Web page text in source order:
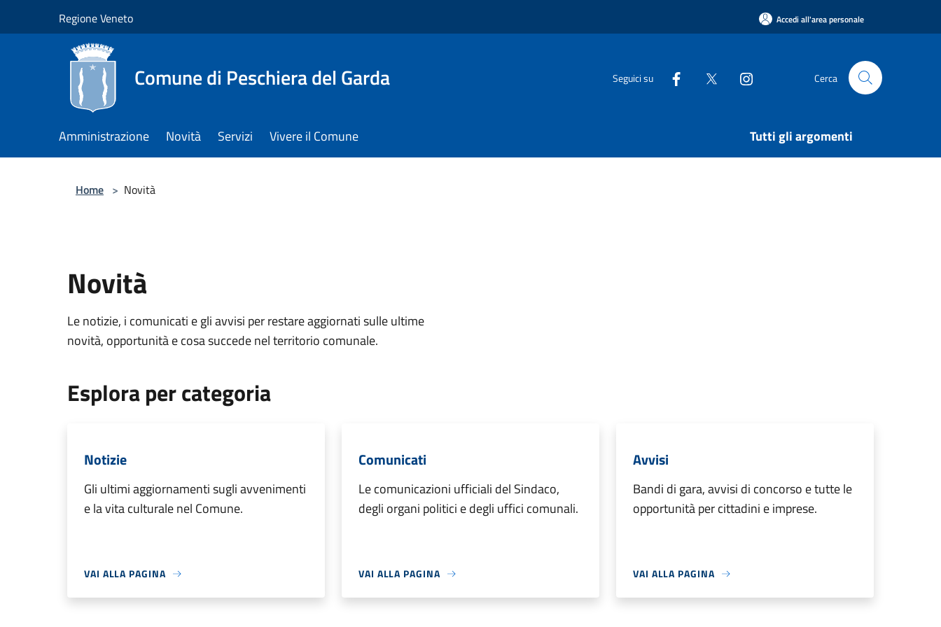
Regione Veneto Accedi all'area personale
Comune di Peschiera del Garda Seguici su Cerca
Amministrazione Novità Servizi Vivere il Comune Tutti gli argomenti
Home > Novità
Novità
Le notizie, i comunicati e gli avvisi per restare aggiornati sulle ultime
novità, opportunità e cosa succede nel territorio comunale.
Esplora per categoria
Notizie
Gli ultimi aggiornamenti sugli avvenimenti
e la vita culturale nel Comune.
VAI ALLA PAGINA
Comunicati
Le comunicazioni ufficiali del Sindaco,
degli organi politici e degli uffici comunali.
VAI ALLA PAGINA
Avvisi
Bandi di gara, avvisi di concorso e tutte le
opportunità per cittadini e imprese.
VAI ALLA PAGINA